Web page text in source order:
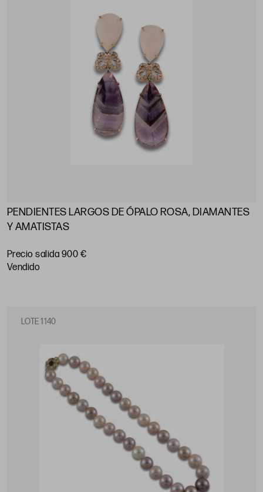
PENDIENTES LARGOS DE ÓPALO ROSA, DIAMANTES
Y AMATISTAS
Precio salida 900 €
vendido
LOTE 1140